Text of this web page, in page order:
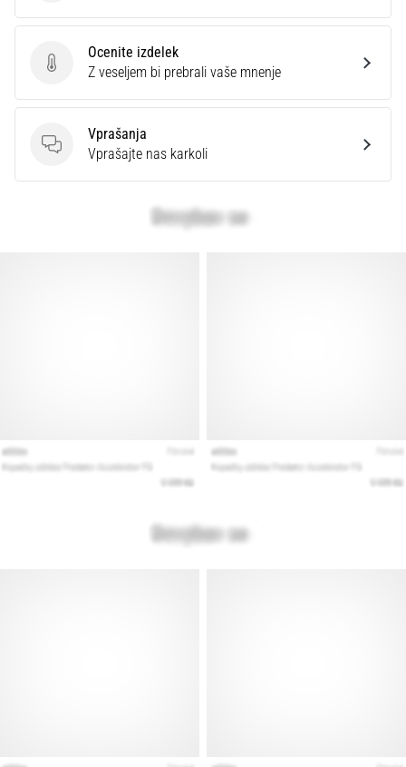
Ocenite izdelek
Ocenite izdelek
Z veseljem bi prebrali vaše mnenje
Vprašanja
Vprašanja
Vprašajte nas karkoli